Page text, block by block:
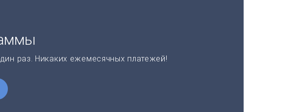
раз. Никаких ежемесячных платежей!